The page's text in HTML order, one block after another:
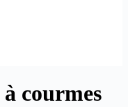
à courmes